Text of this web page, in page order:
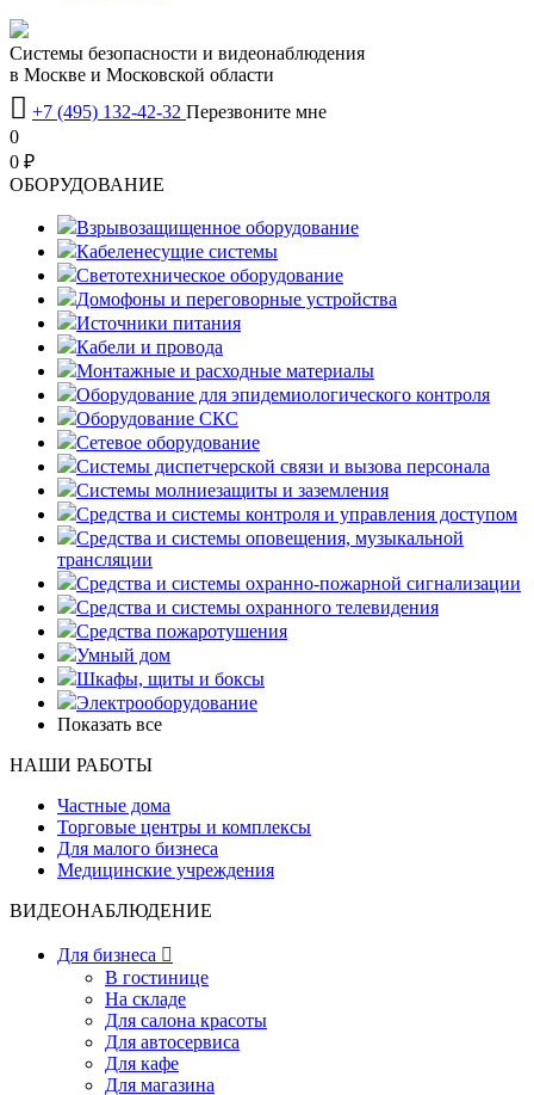
Системы безопасности и видеонаблюдения
в Москве и Московской области
 +7 (495) 132-42-32 Перезвоните мне
0
0 ₽
OБОРУДОВАНИЕ
Взрывозащищенное оборудование
Кабеленесущие системы
Светотехническое оборудование
Домофоны и переговорные устройства
Источники питания
Кабели и провода
Монтажные и расходные материалы
Оборудование для эпидемиологического контроля
Оборудование СКС
Сетевое оборудование
Системы диспетчерской связи и вызова персонала
Системы молниезащиты и заземления
Средства и системы контроля и управления доступом
Средства и системы оповещения, музыкальной
трансляции
Средства и системы охранно-пожарной сигнализации
Средства и системы охранного телевидения
Средства пожаротушения
Умный дом
Шкафы, щиты и боксы
Электрооборудование
Показать все
НАШИ РАБОТЫ
Частные дома
Торговые центры и комплексы
Для малого бизнеса
Медицинские учреждения
ВИДЕОНАБЛЮДЕНИЕ
Для бизнеса 
В гостинице
На складе
Для салона красоты
Для автосервиса
Для кафе
Для магазина